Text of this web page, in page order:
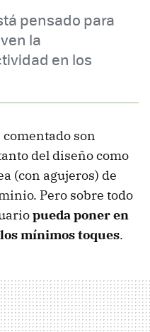
pensado para
la
en los
comentado son
del diseño como
(con agujeros) de
Pero sobre todo
pueda poner en
mínimos toques.